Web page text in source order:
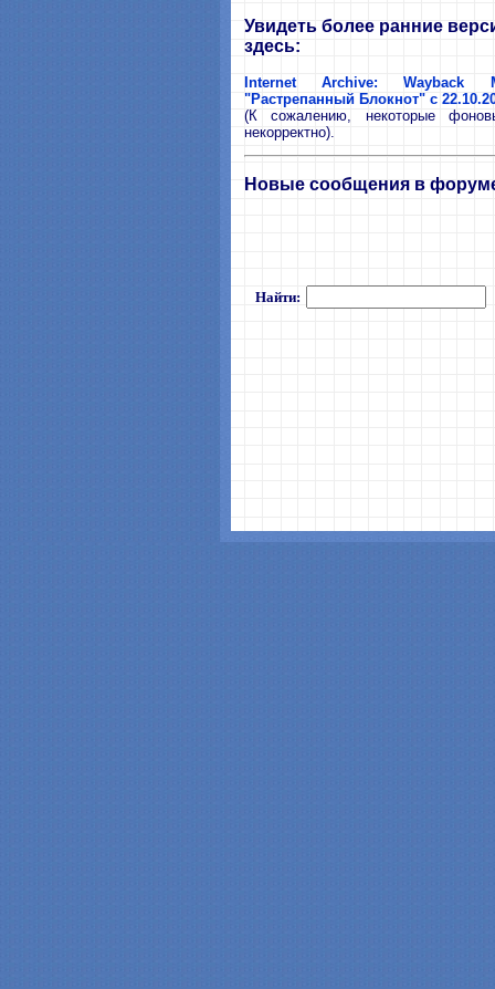
Увидеть более ранние
здесь:
Internet Archive: Wayback
"Растрепанный Блокнот" с
(К сожалению, некоторые
некорректно).
Новые сообщения в
Найти: